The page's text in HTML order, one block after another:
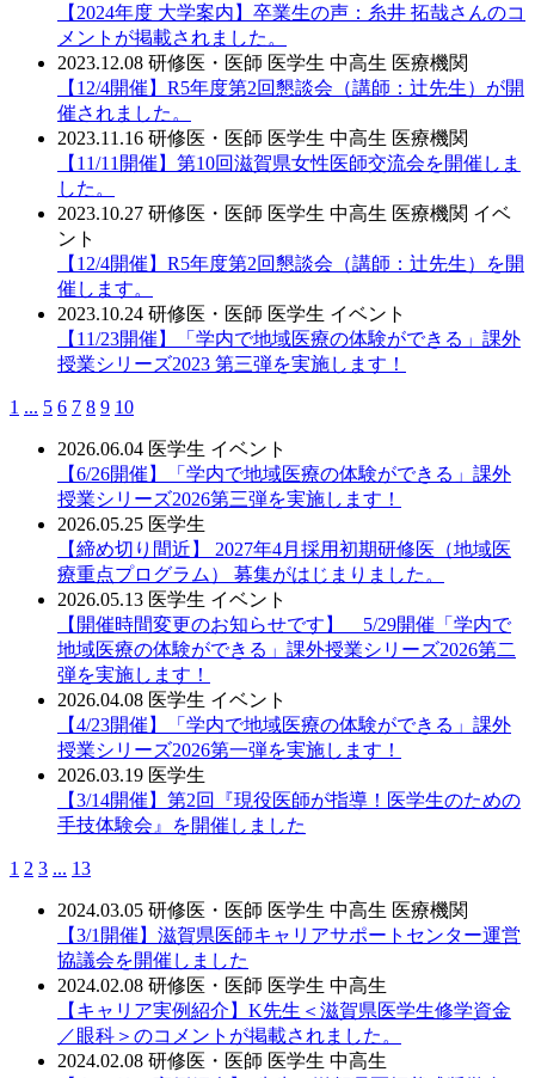
【2024年度 大学案内】卒業生の声：糸井 拓哉さんのコ
メントが掲載されました。
2023.12.08 研修医・医師 医学生 中高生 医療機関
【12/4開催】R5年度第2回懇談会（講師：辻先生）が開
催されました。
2023.11.16 研修医・医師 医学生 中高生 医療機関
【11/11開催】第10回滋賀県女性医師交流会を開催しま
した。
2023.10.27 研修医・医師 医学生 中高生 医療機関 イベ
ント
【12/4開催】R5年度第2回懇談会（講師：辻先生）を開
催します。
2023.10.24 研修医・医師 医学生 イベント
【11/23開催】「学内で地域医療の体験ができる」課外
授業シリーズ2023 第三弾を実施します！
1 ... 5 6 7 8 9 10
2026.06.04 医学生 イベント
【6/26開催】「学内で地域医療の体験ができる」課外
授業シリーズ2026第三弾を実施します！
2026.05.25 医学生
【締め切り間近】 2027年4月採用初期研修医（地域医
療重点プログラム） 募集がはじまりました。
2026.05.13 医学生 イベント
【開催時間変更のお知らせです】 5/29開催「学内で
地域医療の体験ができる」課外授業シリーズ2026第二
弾を実施します！
2026.04.08 医学生 イベント
【4/23開催】「学内で地域医療の体験ができる」課外
授業シリーズ2026第一弾を実施します！
2026.03.19 医学生
【3/14開催】第2回『現役医師が指導！医学生のための
手技体験会』を開催しました
1 2 3 ... 13
2024.03.05 研修医・医師 医学生 中高生 医療機関
【3/1開催】滋賀県医師キャリアサポートセンター運営
協議会を開催しました
2024.02.08 研修医・医師 医学生 中高生
【キャリア実例紹介】K先生＜滋賀県医学生修学資金
／眼科＞のコメントが掲載されました。
2024.02.08 研修医・医師 医学生 中高生